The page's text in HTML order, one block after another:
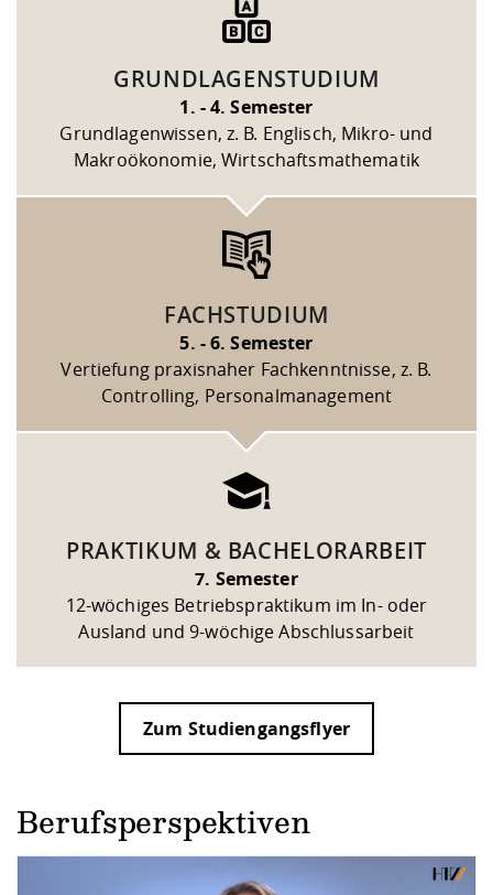
GRUNDLAGENSTUDIUM
1. - 4. Semester
Grundlagenwissen, z. B. Englisch, Mikro- und
Makroökonomie, Wirtschaftsmathematik
FACHSTUDIUM
5. - 6. Semester
Vertiefung praxisnaher Fachkenntnisse, z. B.
Controlling, Personalmanagement
PRAKTIKUM & BACHELORARBEIT
7. Semester
12-wöchiges Betriebspraktikum im In- oder
Ausland und 9-wöchige Abschlussarbeit
Zum Studiengangsflyer
Berufsperspektiven
DATENSCHUTZHINWEIS